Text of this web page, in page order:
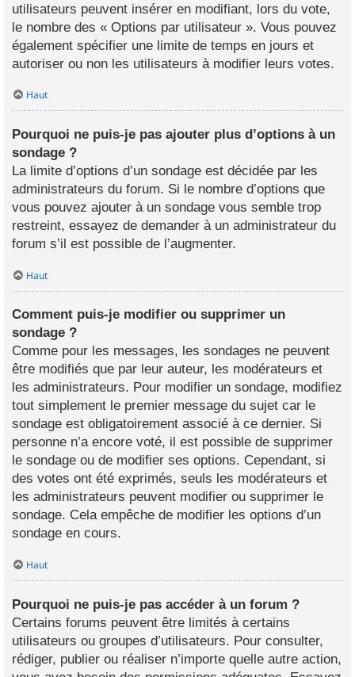
utilisateurs peuvent insérer en modifiant, lors du vote,
le nombre des « Options par utilisateur ». Vous pouvez
également spécifier une limite de temps en jours et
autoriser ou non les utilisateurs à modifier leurs votes.
Haut
Pourquoi ne puis-je pas ajouter plus d’options à un
sondage ?
La limite d’options d’un sondage est décidée par les
administrateurs du forum. Si le nombre d’options que
vous pouvez ajouter à un sondage vous semble trop
restreint, essayez de demander à un administrateur du
forum s’il est possible de l’augmenter.
Haut
Comment puis-je modifier ou supprimer un
sondage ?
Comme pour les messages, les sondages ne peuvent
être modifiés que par leur auteur, les modérateurs et
les administrateurs. Pour modifier un sondage, modifiez
tout simplement le premier message du sujet car le
sondage est obligatoirement associé à ce dernier. Si
personne n’a encore voté, il est possible de supprimer
le sondage ou de modifier ses options. Cependant, si
des votes ont été exprimés, seuls les modérateurs et
les administrateurs peuvent modifier ou supprimer le
sondage. Cela empêche de modifier les options d’un
sondage en cours.
Haut
Pourquoi ne puis-je pas accéder à un forum ?
Certains forums peuvent être limités à certains
utilisateurs ou groupes d’utilisateurs. Pour consulter,
rédiger, publier ou réaliser n’importe quelle autre action,